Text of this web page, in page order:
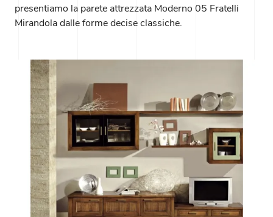
presentiamo la parete attrezzata Moderno 05 Fratelli
Mirandola dalle forme decise classiche.